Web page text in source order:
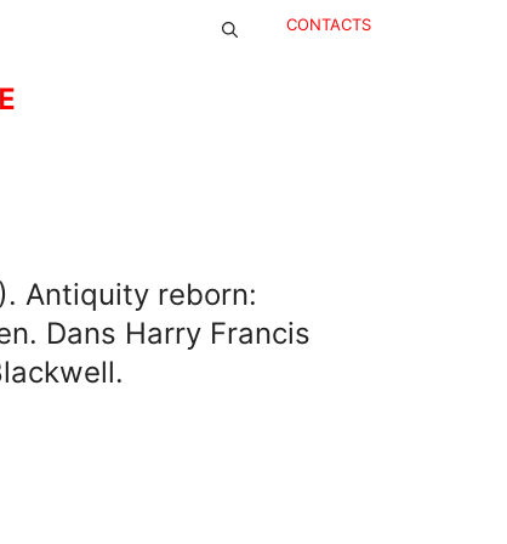
CONTACTS
Antiquity reborn:
Dans Harry Francis